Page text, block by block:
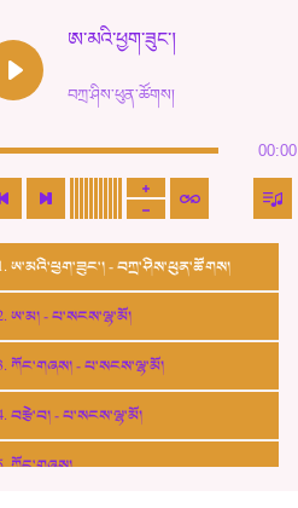
ཨ་མའི་ཕྱག་ཟུང་།
བཀྲ་ཤིས་ཕུན་ཚོགས།
00:00
ཨ་མའི་ཕྱག་ཟུང་། - བཀྲ་ཤིས་ཕུན་ཚོགས།
ཨ་མ། - པ་སངས་ལྷ་མོ།
ཀོང་གཞས། - པ་སངས་ལྷ་མོ།
བརྩེ་བ། - པ་སངས་ལྷ་མོ།
ཀོང་གཞས།